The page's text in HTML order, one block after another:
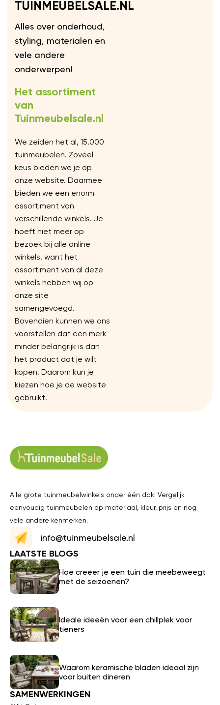
TUINMEUBELSALE.NL
Alles over onderhoud,
styling, materialen en
vele andere
onderwerpen!
Het assortiment
van
Tuinmeubelsale.nl
We zeiden het al, 15.000
tuinmeubelen. Zoveel
keus bieden we je op
onze website. Daarmee
bieden we een enorm
assortiment van
verschillende winkels. Je
hoeft niet meer op
bezoek bij alle online
winkels, want het
assortiment van al deze
winkels hebben wij op
onze site
samengevoegd.
Bovendien kunnen we ons
voorstellen dat een merk
minder belangrijk is dan
het product dat je wilt
kopen. Daarom kun je
kiezen hoe je de website
gebruikt.
Alle grote tuinmeubelwinkels onder één dak! Vergelijk
eenvoudig tuinmeubelen op materiaal, kleur, prijs en nog
vele andere kenmerken.
info@tuinmeubelsale.nl
LAATSTE BLOGS
Hoe creëer je een tuin die meebeweegt
met de seizoenen?
Ideale ideeën voor een chillplek voor
tieners
Waarom keramische bladen ideaal zijn
voor buiten dineren
SAMENWERKINGEN